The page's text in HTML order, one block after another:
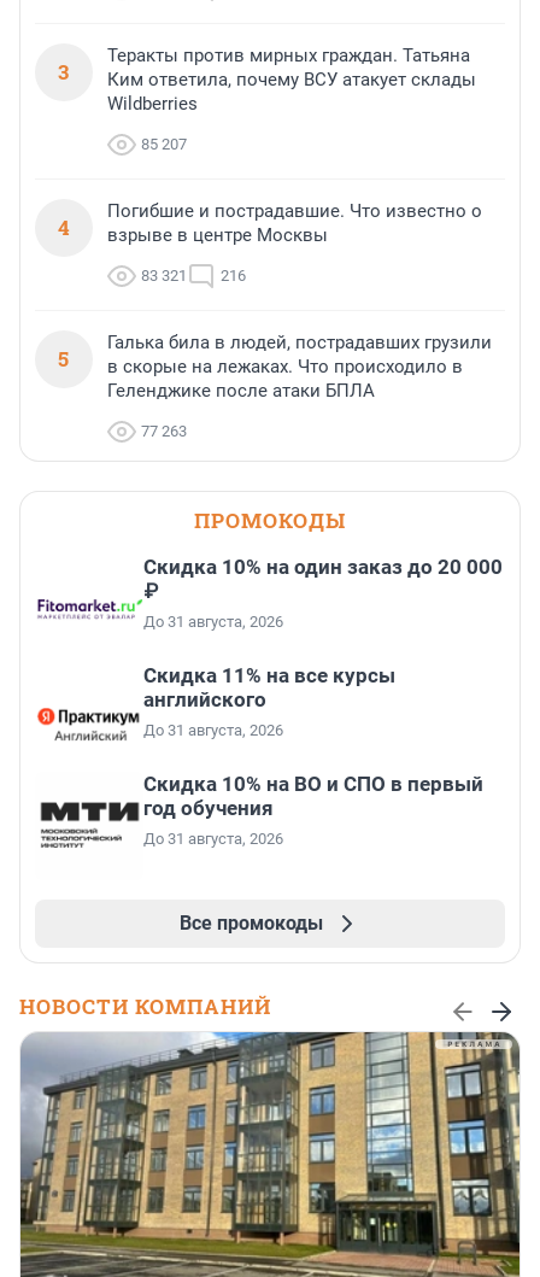
3
Теракты против мирных граждан. Татьяна
Ким ответила, почему ВСУ атакует склады
Wildberries
85 207
4
Погибшие и пострадавшие. Что известно о
взрыве в центре Москвы
83 321 216
5
Галька била в людей, пострадавших грузили
в скорые на лежаках. Что происходило в
Геленджике после атаки БПЛА
77 263
ПРОМОКОДЫ
Скидка 10% на один заказ до 20 000
₽
До 31 августа, 2026
Скидка 11% на все курсы
английского
До 31 августа, 2026
Скидка 10% на ВО и СПО в первый
год обучения
До 31 августа, 2026
Все промокоды
НОВОСТИ КОМПАНИЙ